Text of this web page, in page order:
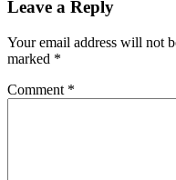
Leave a Reply
Your email address will not
marked *
Comment *